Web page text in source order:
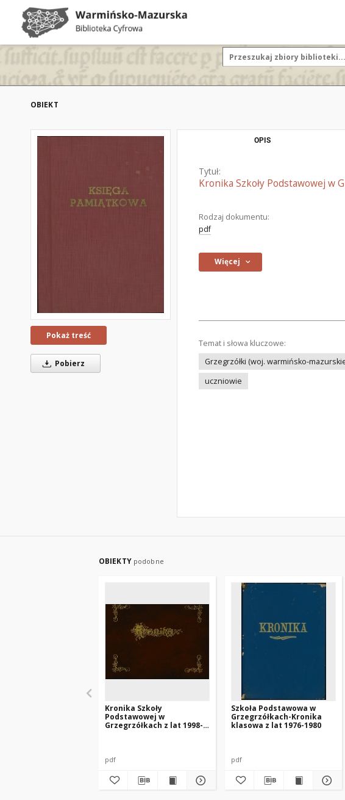
OBIEKT
Pokaż treść
Pobierz
OPIS
Tytuł:
Kronika Szkoły Podstawowej w
Rodzaj dokumentu:
pdf
Więcej
Temat i słowa kluczowe:
Grzegrzółki (woj. warmińsko-
uczniowie
OBIEKTY podobne
Kronika Szkoły
Podstawowej w
Grzegrzółkach z lat 1998-
pdf
Szkoła Podstawowa w
Grzegrzółkach-Kronika
klasowa z lat 1976-1980
pdf